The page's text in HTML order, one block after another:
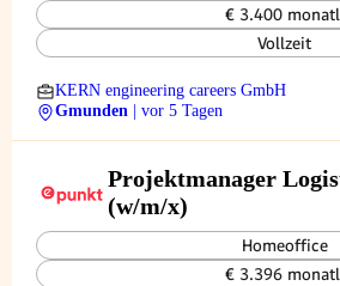
€ 3.400
Vollzeit
KERN engineering careers GmbH
Gmunden
| vor 5 Tagen
Projektmanager
(w/m/x)
Homeoffice
€ 3.396